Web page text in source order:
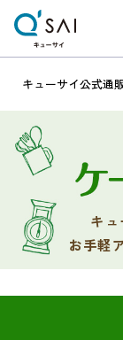
キューサイ公式通
キ
お手軽